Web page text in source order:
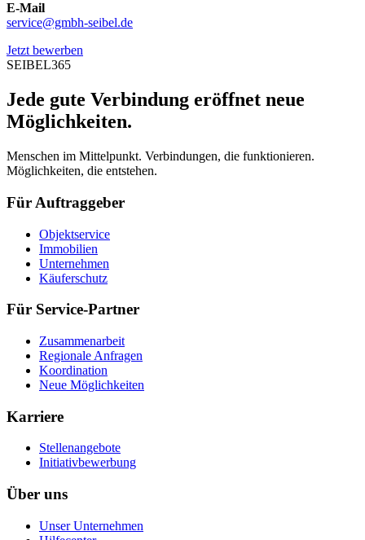
E-Mail
service@gmbh-seibel.de
Jetzt bewerben
SEIBEL365
Jede gute Verbindung eröffnet neue
Möglichkeiten.
Menschen im Mittelpunkt. Verbindungen, die funktionieren.
Möglichkeiten, die entstehen.
Für Auftraggeber
Objektservice
Immobilien
Unternehmen
Käuferschutz
Für Service-Partner
Zusammenarbeit
Regionale Anfragen
Koordination
Neue Möglichkeiten
Karriere
Stellenangebote
Initiativbewerbung
Über uns
Unser Unternehmen